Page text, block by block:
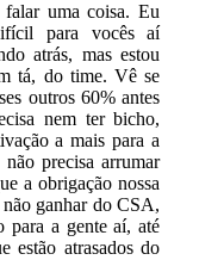
uma coisa. Eu
para vocês aí
atrás, mas estou
tá, do time. Vê se
outros 60% antes
nem ter bicho,
a mais para a
precisa arrumar
a obrigação nossa
ganhar do CSA,
para a gente aí, até
estão atrasados do